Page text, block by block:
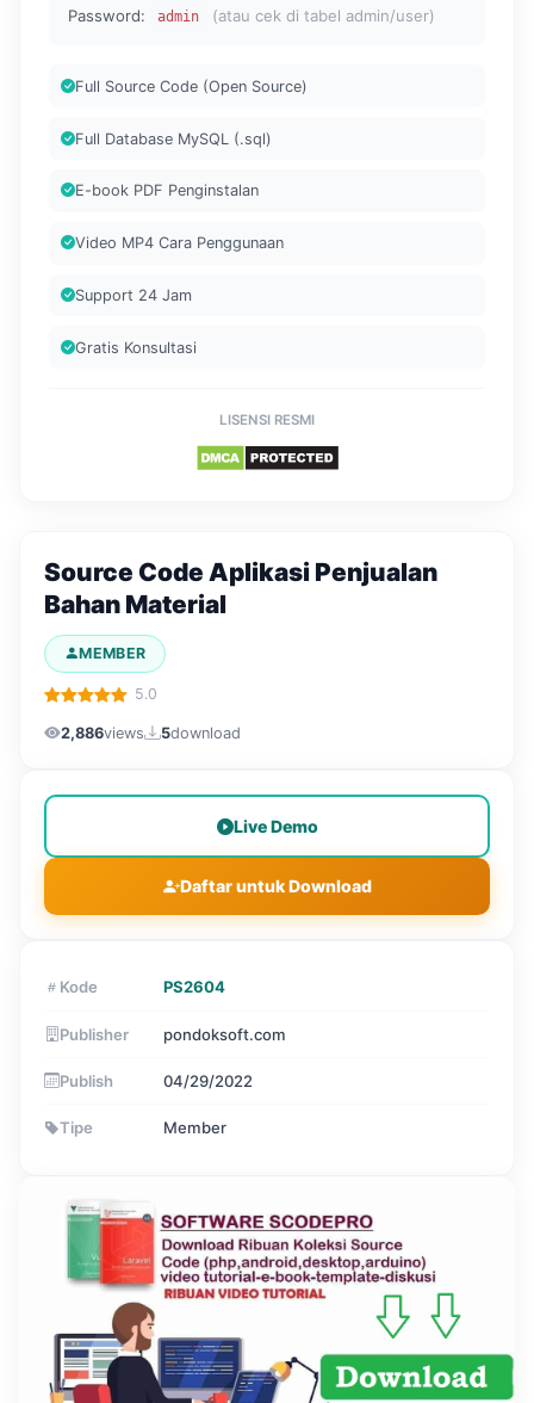
Password:
admin (atau cek di tabel admin/user)
Full Source Code (Open Source)
Full Database MySQL (.sql)
E-book PDF Penginstalan
Video MP4 Cara Penggunaan
Support 24 Jam
Gratis Konsultasi
LISENSI RESMI
Source Code Aplikasi Penjualan
Bahan Material
MEMBER
5.0
2,886views 5download
Live Demo
Daftar untuk Download
Kode PS2604
Publisher pondoksoft.com
Publish 04/29/2022
Tipe Member